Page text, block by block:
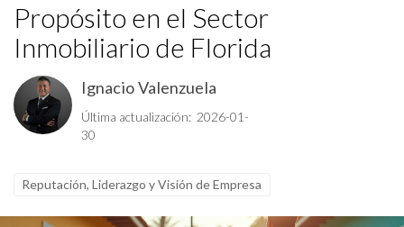
Propósito en el Sector
Inmobiliario de Florida
Ignacio Valenzuela
Última actualización: 2026-01-
30
Reputación, Liderazgo y Visión de Empresa